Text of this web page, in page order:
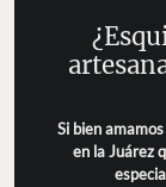
Si bien
en la Juárez